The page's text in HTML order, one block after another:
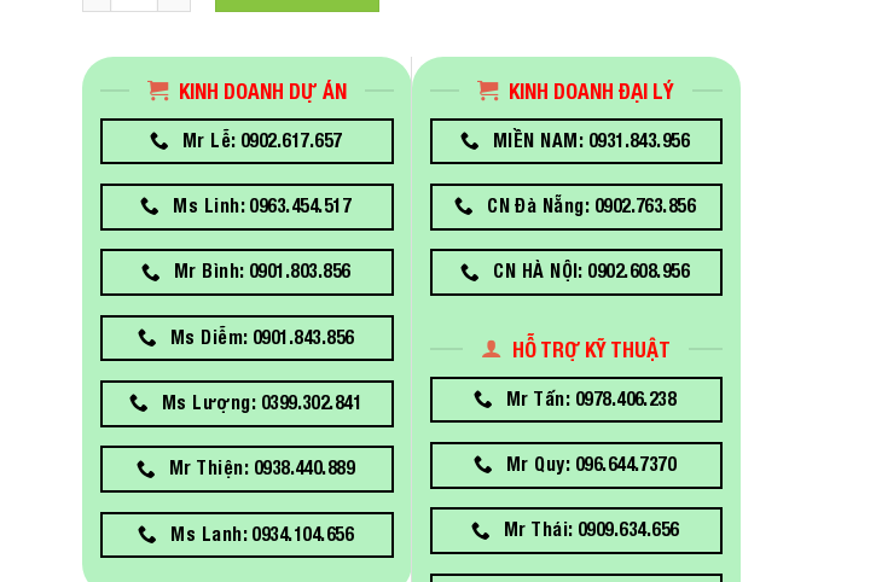
KINH DOANH DỰ ÁN
Mr Lễ: 0902.617.657
Ms Linh: 0963.454.517
Mr Bình: 0901.803.856
Ms Diễm: 0901.843.856
Ms Lượng: 0399.302.841
Mr Thiện: 0938.440.889
Ms Lanh: 0934.104.656
KINH DOANH ĐẠI LÝ
MIỀN NAM: 0931.843.956
CN Đà Nẵng: 0902.763.856
CN HÀ NỘI: 0902.608.956
HỖ TRỢ KỸ THUẬT
Mr Tấn: 0978.406.238
Mr Quy: 096.644.7370
Mr Thái: 0909.634.656